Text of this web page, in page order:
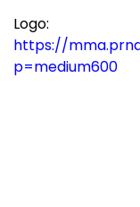
Logo:
https://
p=medium600